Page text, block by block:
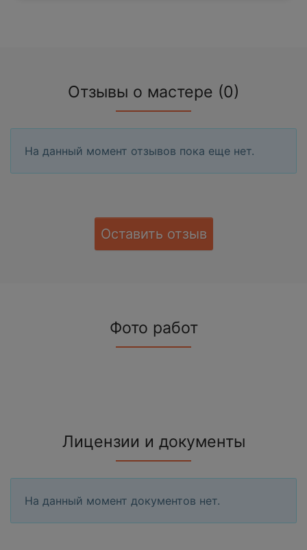
Отзывы о мастере (0)
На данный момент отзывов пока еще нет.
Оставить отзыв
Фото работ
Лицензии и документы
На данный момент документов нет.